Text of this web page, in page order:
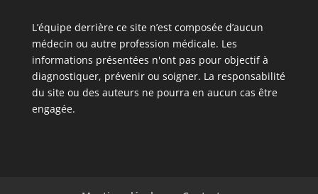
L’équipe derrière ce site n’est composée d’aucun
médecin ou autre profession médicale. Les
informations présentées n'ont pas pour objectif à
diagnostiquer, prévenir ou soigner. La responsabilité
du site ou des auteurs ne pourra en aucun cas être
engagée.